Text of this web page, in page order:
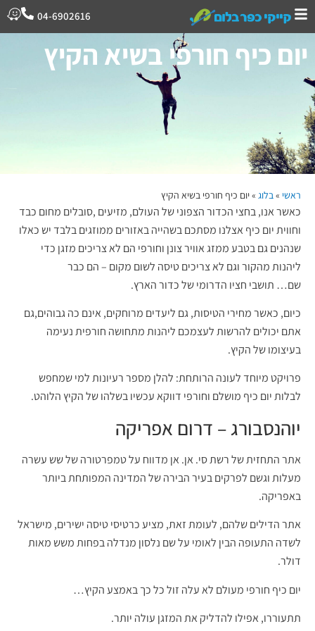
04-6902616
יום כיף חורפי בשיא הקיץ
ראשי »בלוג »יום כיף חורפי בשיא הקיץ
כאשר אנו, בחצי הכדור הצפוני של העולם, מזיעים ,סובלים מחום כבד
וחווית יום כיף אצלנו מסתכם בשהייה באזורים ממוזגים בלבד יש כאלו
שנהנים גם בטבע ממזג אוויר צונן וחורפי הם לא צריכים מזגן כדי
ליהנות מהקור וגם לא צריכים טיסה לשום מקום – הם כבר
שם… תושבי חציו הדרומי של כדור הארץ.
כיום, כאשר מחירי הטיסות, גם ליעדים מרוחקים, אינם כה גבוהים,גם
אתם יכולים להרשות לעצמכם ליהנות מתחושה חורפית נעימה
בעיצומו של הקיץ.
פרויקט מיוחד לעונה הרותחת: להלן מספר רעיונות למי שמחפש
לבלות יום כיף מושלם וחורפי דווקא עכשיו בשלהו של הקיץ הלוהט.
יוהנסבורג – דרום אפריקה
אתר התחזית של רשת סי. אן. אן מדווח על טמפרטורה של שש עשרה
מעלות וגשם לפרקים בעיר הבירה של המדינה המפותחת ביותר
באפריקה.
אתר הדילים שלהם, לעומת זאת, מציע כרטיסי טיסה ישירים, מישראל
לשדה התעופה הבין לאומי על שם נלסון מנדלה בפחות משש מאות
דולר.
יום כיף חורפי מעולם לא עלה זול כל כך באמצע הקיץ…
תתעוררו, אפילו להדליק את המזגן עולה יותר.